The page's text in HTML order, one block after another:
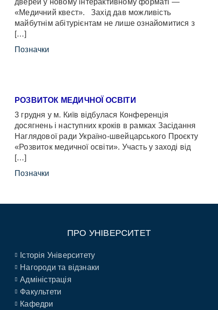
дверей у новому інтерактивному форматі —
«Медичний квест». Захід дав можливість
майбутнім абітурієнтам не лише ознайомитися з
[…]
Позначки
РОЗВИТОК МЕДИЧНОЇ ОСВІТИ
3 грудня у м. Київ відбулася Конференція
досягнень і наступних кроків в рамках Засідання
Наглядової ради Україно-швейцарського Проєкту
«Розвиток медичної освіти». Участь у заході від
[…]
Позначки
ПРО УНІВЕРСИТЕТ
Історія Університету
Нагороди та відзнаки
Адміністрація
Факультети
Кафедри